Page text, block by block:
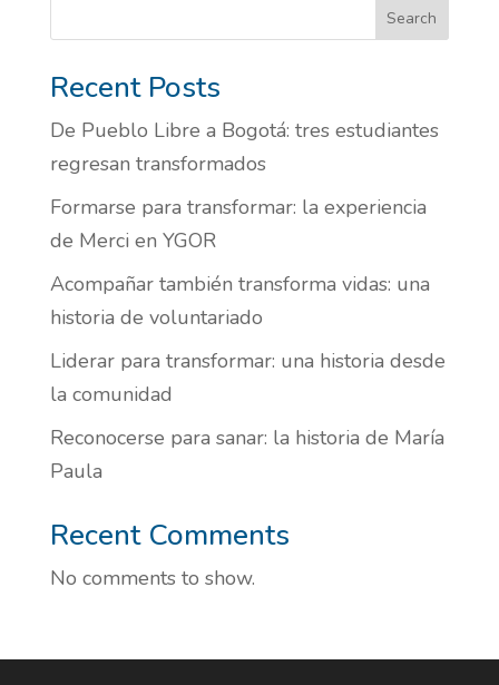
Search
Recent Posts
De Pueblo Libre a Bogotá: tres estudiantes
regresan transformados
Formarse para transformar: la experiencia
de Merci en YGOR
Acompañar también transforma vidas: una
historia de voluntariado
Liderar para transformar: una historia desde
la comunidad
Reconocerse para sanar: la historia de María
Paula
Recent Comments
No comments to show.